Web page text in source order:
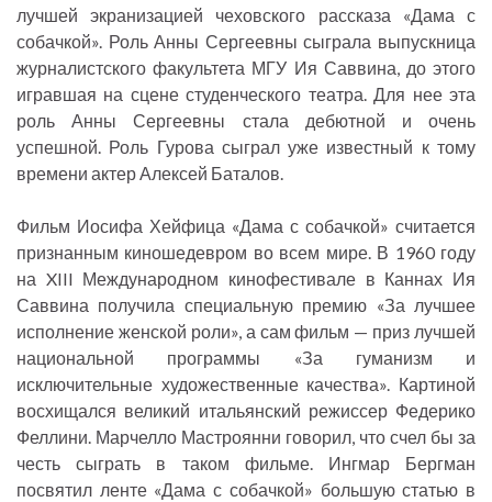
s
c
r
e
e
лучшей экранизацией чеховского рассказа «Дама с
собачкой». Роль Анны Сергеевны сыграла выпускница
журналистского факультета МГУ Ия Саввина, до этого
игравшая на сцене студенческого театра. Для нее эта
роль Анны Сергеевны стала дебютной и очень
успешной. Роль Гурова сыграл уже известный к тому
времени актер Алексей Баталов.
Фильм Иосифа Хейфица «Дама с собачкой» считается
признанным киношедевром во всем мире. В 1960 году
на XIII Международном кинофестивале в Каннах Ия
Саввина получила специальную премию «За лучшее
исполнение женской роли», а сам фильм — приз лучшей
национальной программы «За гуманизм и
исключительные художественные качества». Картиной
восхищался великий итальянский режиссер Федерико
Феллини. Марчелло Мастроянни говорил, что счел бы за
честь сыграть в таком фильме. Ингмар Бергман
посвятил ленте «Дама с собачкой» большую статью в